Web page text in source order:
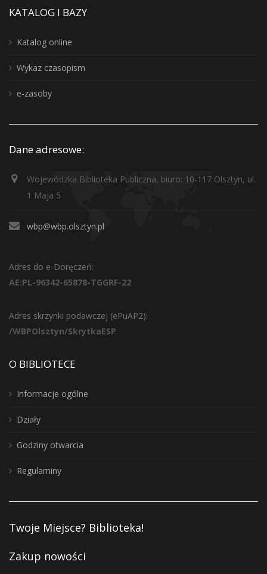
KATALOG I BAZY
Katalog online
Wykaz czasopism
e-zasoby
Dane adresowe:
Wojewódzka Biblioteka Publiczna, biuro: 10-117 Olsztyn, ul.
1 Maja 5
wbp@wbp.olsztyn.pl
Adres do e-Doręczeń:
AE:PL-96342-65878-TGGRF-22
Adres skrzynki podawczej (ePuAP2):
/WBPOlsztyn/SkrytkaESP
O BIBLIOTECE
Informacje ogólne
Działy
Godziny otwarcia
Regulaminy
Twoje Miejsce? Biblioteka!
Zakup nowości